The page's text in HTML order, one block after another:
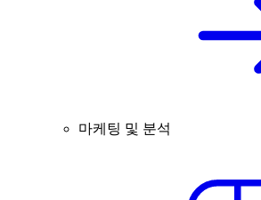
마케팅 및 분석